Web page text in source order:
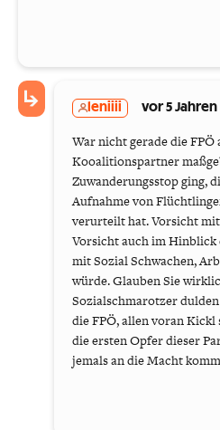
leniiii vor 5 Jahren
War nicht gerade die FPÖ
Kooalitionspartner
Zuwanderungsstop ging,
Aufnahme von
verurteilt hat. Vorsicht
Vorsicht auch im Hinblick
mit Sozial Schwachen,
würde. Glauben Sie
Sozialschmarotzer
die FPÖ, allen voran
die ersten Opfer dieser
jemals an die Macht